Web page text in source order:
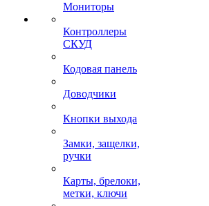
Мониторы
Контроллеры
СКУД
Кодовая панель
Доводчики
Кнопки выхода
Замки, защелки,
ручки
Карты, брелоки,
метки, ключи